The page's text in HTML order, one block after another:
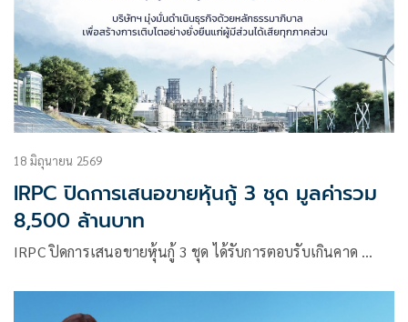
18 มิถุนายน 2569
IRPC ปิดการเสนอขายหุ้นกู้ 3 ชุด มูลค่ารวม
8,500 ล้านบาท
IRPC ปิดการเสนอขายหุ้นกู้ 3 ชุด ได้รับการตอบรับเกินคาด …